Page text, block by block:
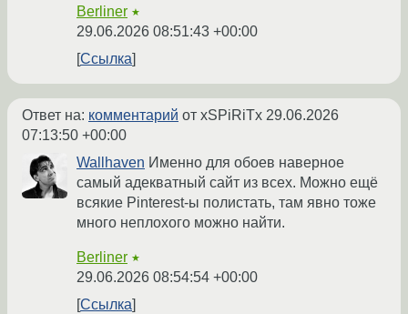
Berliner ★
29.06.2026 08:51:43 +00:00
Ссылка
Ответ на: комментарий от xSPiRiTx 29.06.2026
07:13:50 +00:00
Wallhaven Именно для обоев наверное
самый адекватный сайт из всех. Можно ещё
всякие Pinterest-ы полистать, там явно тоже
много неплохого можно найти.
Berliner ★
29.06.2026 08:54:54 +00:00
Ссылка